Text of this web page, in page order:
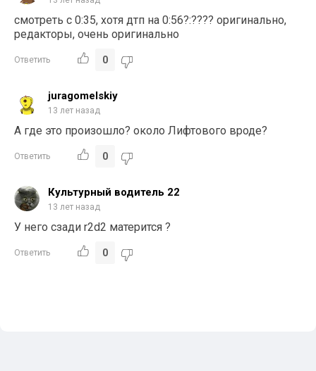
смотреть с 0:35, хотя дтп на 0:56?:???? оригинально,
редакторы, очень оригинально
Ответить 0
juragomelskiy
13 лет назад
А где это произошло? около Лифтового вроде?
Ответить 0
Культурный водитель 22
13 лет назад
У него сзади r2d2 матерится ?
Ответить 0